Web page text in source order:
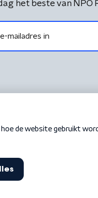
het beste van NPO